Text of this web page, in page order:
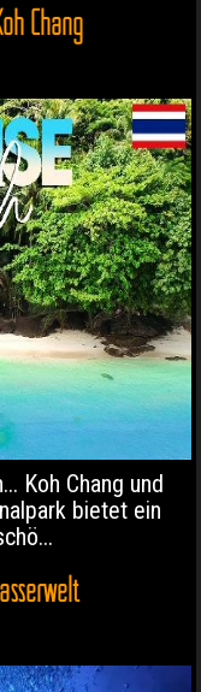
Chang
Koh Chang und
bietet ein